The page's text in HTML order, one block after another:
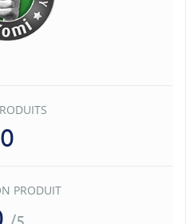
0
PRODUIT